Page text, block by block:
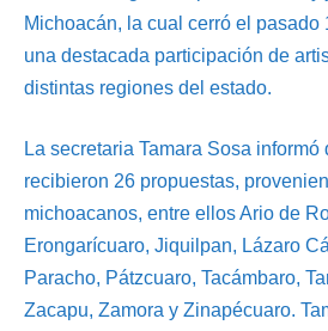
Michoacán, la cual cerró el pasado
una destacada participación de
distintas regiones del estado.
La secretaria Tamara Sosa informó
recibieron 26 propuestas,
michoacanos, entre ellos Ario de
Erongarícuaro, Jiquilpan, Lázaro
Paracho, Pátzcuaro, Tacámbaro,
Zacapu, Zamora y Zinapécuaro.